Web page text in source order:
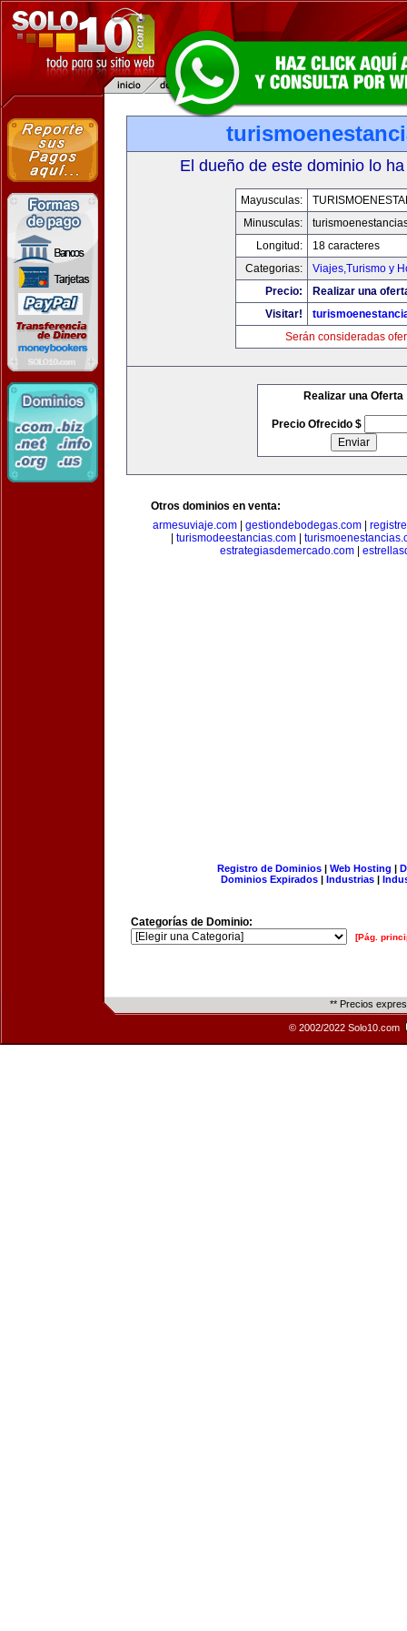
El dueño de este dominio lo
Mayusculas:
Minusculas:
Longitud:
18 caracteres
Categorias:
Viajes,Turismo y
Precio:
Realizar una
Visitar!
Serán consideradas
Realizar una Oferta
Precio Ofrecido $
Otros dominios en venta:
armesuviaje.com| gestiondebodegas.com|
turismodeestancias.com
estrategiasdemercado.com
Registro de Dominios| Web Hosting |
Dominios Expirados | Industrias |
Categorías de Dominio:
[Pág.
** Precios
© 2002/2022 Solo10.com